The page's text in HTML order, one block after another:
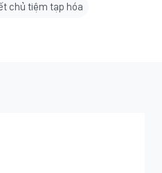
chủ tiệm tạp hóa